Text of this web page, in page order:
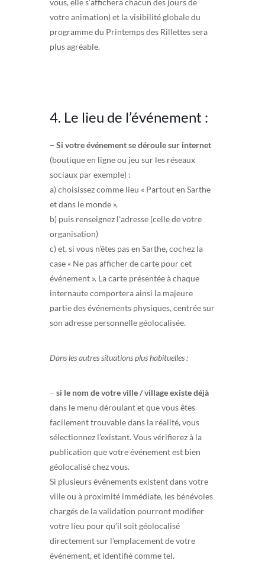
votre animation) et la visibilité globale du
programme du Printemps des Rillettes sera
plus agréable.
4. Le lieu de l’événement :
– Si votre événement se déroule sur internet
(boutique en ligne ou jeu sur les réseaux
sociaux par exemple) :
a) choisissez comme lieu « Partout en Sarthe
et dans le monde »,
b) puis renseignez l’adresse (celle de votre
organisation)
c) et, si vous n’êtes pas en Sarthe, cochez la
case « Ne pas afficher de carte pour cet
événement ». La carte présentée à chaque
internaute comportera ainsi la majeure
partie des événements physiques, centrée sur
son adresse personnelle géolocalisée.
Dans les autres situations plus habituelles :
– si le nom de votre ville / village existe déjà
dans le menu déroulant et que vous êtes
facilement trouvable dans la réalité, vous
sélectionnez l’existant. Vous vérifierez à la
publication que votre événement est bien
géolocalisé chez vous.
Si plusieurs événements existent dans votre
ville ou à proximité immédiate, les bénévoles
chargés de la validation pourront modifier
votre lieu pour qu’il soit géolocalisé
directement sur l’emplacement de votre
événement, et identifié comme tel.